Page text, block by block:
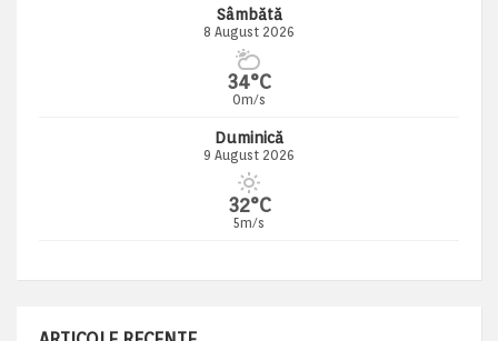
Sâmbătă
8 August 2026
34°C
0m/s
Duminică
9 August 2026
32°C
5m/s